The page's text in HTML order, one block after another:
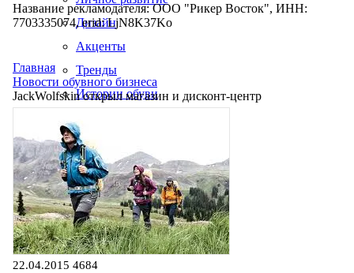
Дизайн
Акценты
Тренды
Истории обуви
Название рекламодателя: ООО "Рикер Восток", ИНН:
7703335074, erid: LjN8K37Ko
Главная
Новости обувного бизнеса
JackWolfskin открыл магазин и дисконт-центр
22.04.2015 4684